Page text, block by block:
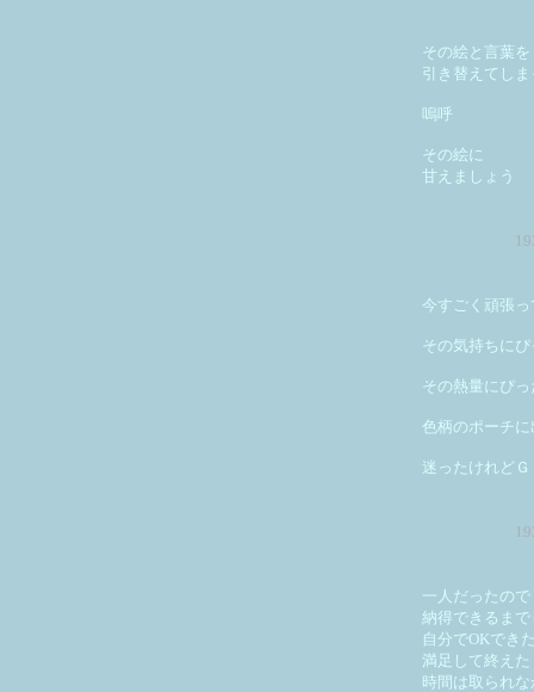
その絵と言葉を
引き替えてしま
嗚呼
その絵に
甘えましょう
今すごく頑張
その気持ちに
その熱量にぴっ
色柄のポーチに
迷ったけれどＧ
一人だったので
納得できるまで
自分でOKでき
満足して終えた
時間は取られな